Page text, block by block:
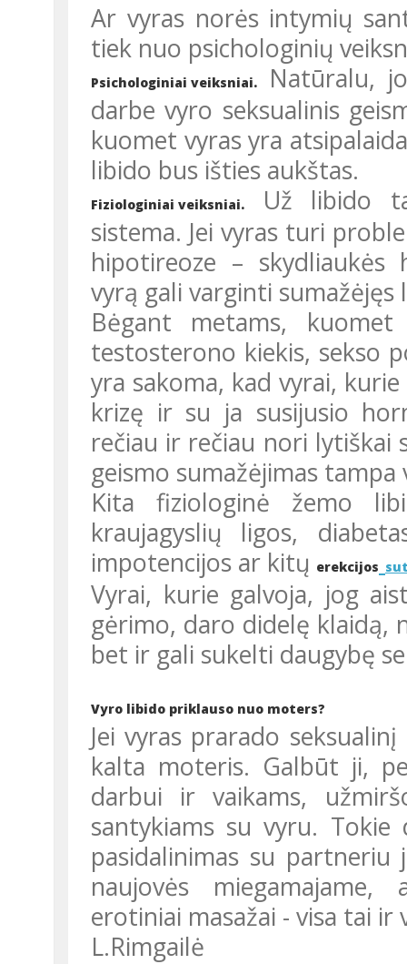
Ar vyras norės intymių santykių, priklauso tiek nuo fiziologinių,
tiek nuo psichologinių
Psichologiniai veiksniai.
Natūralu,
darbe vyro seksualinis
kuomet vyras yra
libido bus išties aukštas.
Fiziologiniai veiksniai.
Už libido
sistema. Jei vyras turi
hipotireoze – skydliaukės
vyrą gali varginti sumažėjęs
Bėgant metams, kuomet vyro organizme mažėja hormono
testosterono kiekis, sekso
yra sakoma, kad vyrai,
krizę ir su ja susijusio
rečiau ir rečiau nori lytiškai
geismo sumažėjimas
Kita fiziologinė žemo libido priežastis gali būti širdies ir
kraujagyslių ligos,
impotencijos ar kitų erekcijos
Vyrai, kurie galvoja, jog aistrą gali „uždegti“ taurele alkoholinio
gėrimo, daro didelę klaidą,
bet ir gali sukelti daugybę
Vyro libido priklauso nuo moters?
Jei vyras prarado seksualinį geismą, nemaža tikimybė, jog dėl to
kalta moteris. Galbūt ji,
darbui ir vaikams,
santykiams su vyru.
pasidalinimas su
naujovės
erotiniai masažai - visa tai
L.Rimgailė